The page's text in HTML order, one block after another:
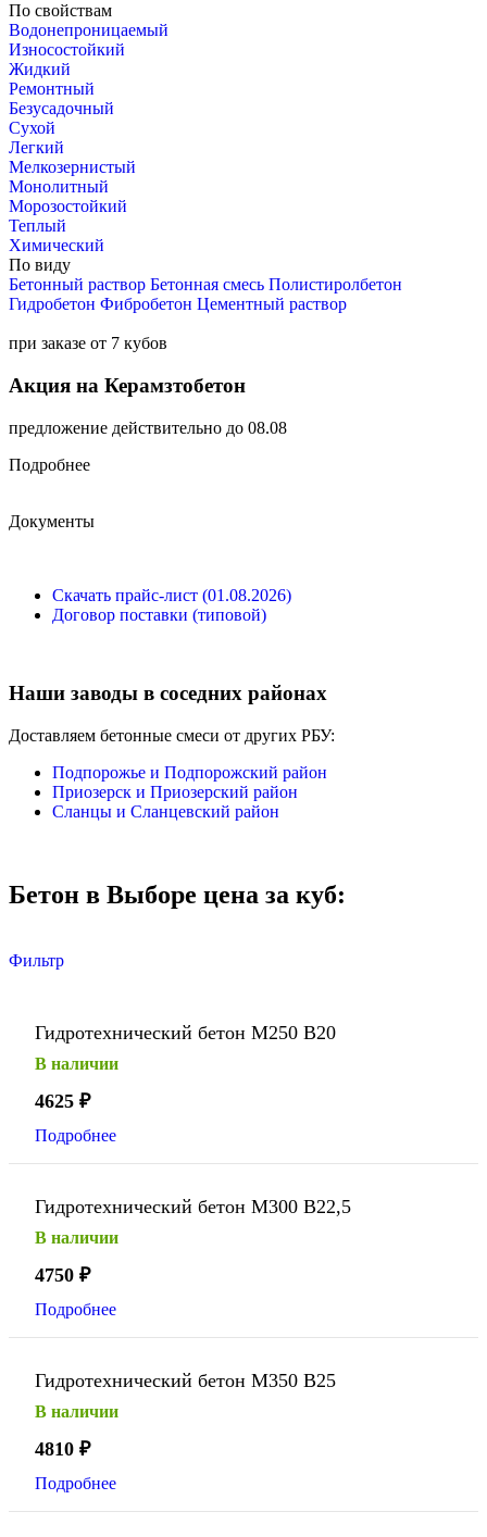
По свойствам
Водонепроницаемый
Износостойкий
Жидкий
Ремонтный
Безусадочный
Сухой
Легкий
Мелкозернистый
Монолитный
Морозостойкий
Теплый
Химический
По виду
Бетонный раствор Бетонная смесь Полистиролбетон
Гидробетон Фибробетон Цементный раствор
при заказе от 7 кубов
Акция на Керамзтобетон
предложение действительно до 08.08
Подробнее
Документы
Скачать прайс-лист (01.08.2026)
Договор поставки (типовой)
Наши заводы в соседних районах
Доставляем бетонные смеси от других РБУ:
Подпорожье и Подпорожский район
Приозерск и Приозерский район
Сланцы и Сланцевский район
Бетон в Выборе цена за куб:
Фильтр
Гидротехнический бетон М250 В20
В наличии
4625 ₽
Подробнее
Гидротехнический бетон М300 В22,5
В наличии
4750 ₽
Подробнее
Гидротехнический бетон М350 В25
В наличии
4810 ₽
Подробнее